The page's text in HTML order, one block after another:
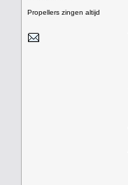
Propellers zingen altijd